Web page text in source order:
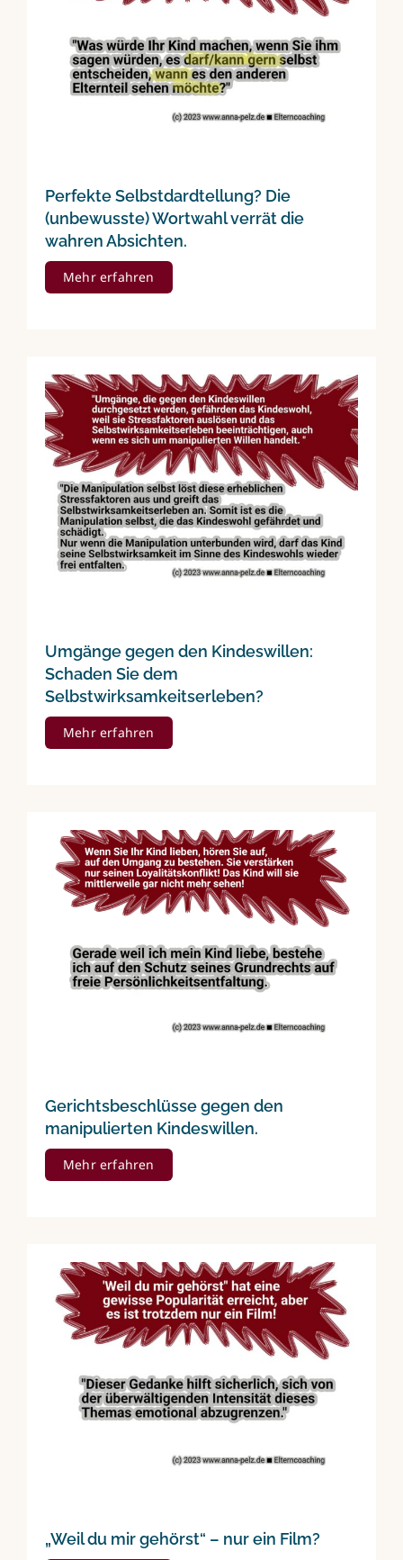
Perfekte Selbstdardtellung? Die
(unbewusste) Wortwahl verrät die
wahren Absichten.
Mehr erfahren
Umgänge gegen den Kindeswillen:
Schaden Sie dem
Selbstwirksamkeitserleben?
Mehr erfahren
Gerichtsbeschlüsse gegen den
manipulierten Kindeswillen.
Mehr erfahren
„Weil du mir gehörst“ – nur ein Film?